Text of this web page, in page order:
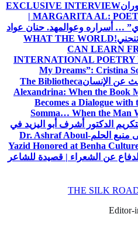
EXCLUSIVE INTERVIEW
| MARGARITA AL:
… أسراره وعوالمهد. حنان عواد
WHAT THE WORLD
CAN LEARN
INTERNATIONAL POETRY
My Dreams”: Cristina
عن الإنسانThe Bibliotheca
Alexandrina: When the Book
Becomes a Dialogue with
Somma… When the Man
تكريم الدكتور أشرف أبو اليزيد في
منبع الحلمDr. Ashraf Aboul-
Yazid Honored at Benha
عن الشعراء | قصيدة للشاعر
Editor-